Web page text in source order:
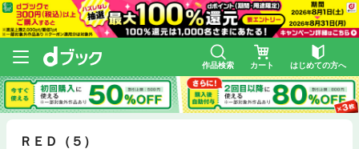
作品検索 カート はじめての方へ
ＲＥＤ（５）